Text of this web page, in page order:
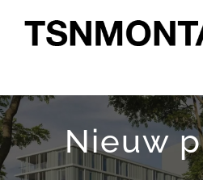
Nieuw